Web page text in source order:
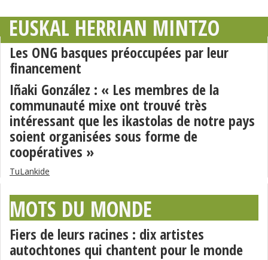
EUSKAL HERRIAN MINTZO
Les ONG basques préoccupées par leur
financement
Iñaki González : « Les membres de la
communauté mixe ont trouvé très
intéressant que les ikastolas de notre pays
soient organisées sous forme de
coopératives »
TuLankide
MOTS DU MONDE
Fiers de leurs racines : dix artistes
autochtones qui chantent pour le monde